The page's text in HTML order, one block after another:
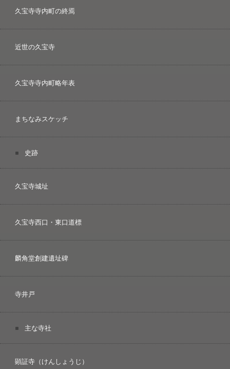
久宝寺寺内町の終焉
近世の久宝寺
久宝寺寺内町略年表
まちなみスケッチ
史跡
久宝寺城址
久宝寺西口・東口道標
麟角堂創建遺址碑
寺井戸
主な寺社
顕証寺（けんしょうじ）